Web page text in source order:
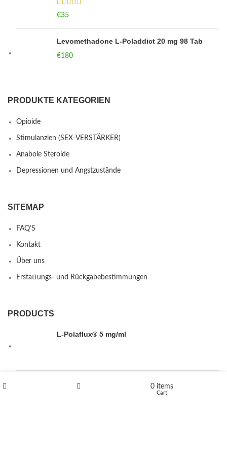
€35
Levomethadone L-Poladdict 20 mg 98 Tab
€180
PRODUKTE KATEGORIEN
Opioide
Stimulanzien (SEX-VERSTÄRKER)
Anabole Steroide
Depressionen und Angstzustände
SITEMAP
FAQ’S
Kontakt
Über uns
Erstattungs- und Rückgabebestimmungen
PRODUCTS
L-Polaflux® 5 mg/ml
Levomethadone L-Poladdict 20 mg 98 Tab
0 items
Cart